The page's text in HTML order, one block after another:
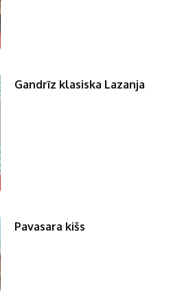
Gandrīz klasiska Lazanja
Pavasara kišs